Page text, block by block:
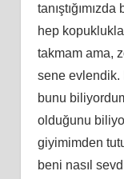
hep
takmam ama,
sene evlendik.
bunu
olduğunu
giyimimden
beni nasıl